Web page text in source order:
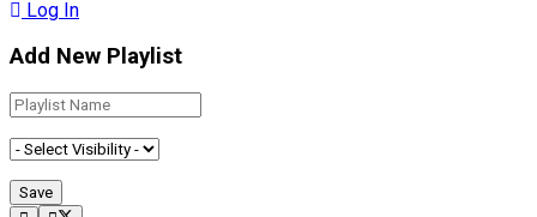
Log In
Add New Playlist